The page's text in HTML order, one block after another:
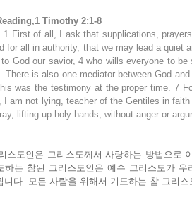
Timothy 2:1-8
1 First of all, I ask that supplications,
for all in authority, that we may lead a quiet
to God our savior, 4 who wills everyone to
There is also one mediator between God
was the testimony at the proper time. 7
I am not lying, teacher of the Gentiles in
lifting up holy hands, without anger or
스도인은 그리스도께서 사랑하는 방법으로
하는 참된 그리스도인은 예수 그리스도가
니다. 모든 사람을 위해서 기도하는 참 그리